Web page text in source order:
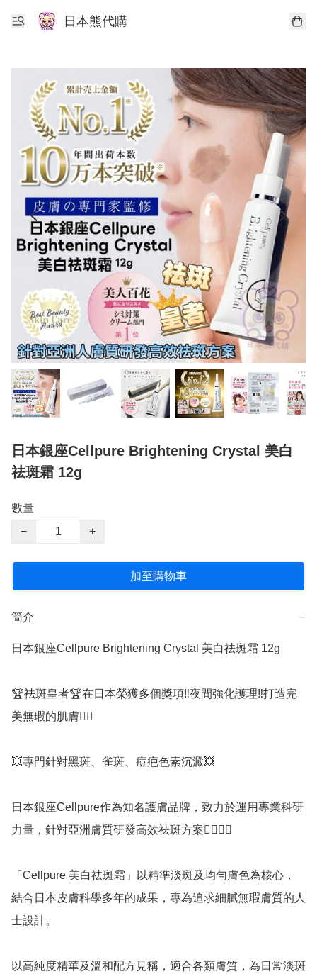
日本熊代購
日本銀座Cellpure Brightening Crystal 美白
祛斑霜 12g
數量
−
+
加至購物車
簡介 −
日本銀座Cellpure Brightening Crystal 美白祛斑霜 12g
🏆袪斑皇者🏆在日本榮獲多個獎項‼️夜間強化護理‼️打造完
美無瑕的肌膚👍🏻
💥專門針對黑斑、雀斑、痘疤色素沉澱💥
日本銀座Cellpure作為知名護膚品牌，致力於運用專業科研
力量，針對亞洲膚質研發高效祛斑方案👍🏻👍🏻
「Cellpure 美白祛斑霜」以精準淡斑及均勻膚色為核心，
結合日本皮膚科學多年的成果，專為追求細膩無瑕膚質的人
士設計。
以高純度精華及溫和配方見稱，適合各類膚質，為日常淡斑